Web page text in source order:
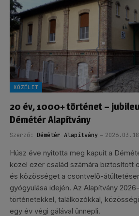
KÖZÉLET
20 év, 1000+ történet –
Démétér Alapítvány
Szerző: Démétér Alapítvány
Húsz éve nyitotta meg kapuit a
közel ezer család számára biztosított
és közösséget a csontvelő-
gyógyulása idején. Az Alapítvány
történetekkel, találkozókkal,
egy év végi gálával ünnepli.